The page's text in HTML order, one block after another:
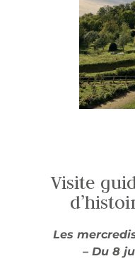
Les
– Du 8
Visite